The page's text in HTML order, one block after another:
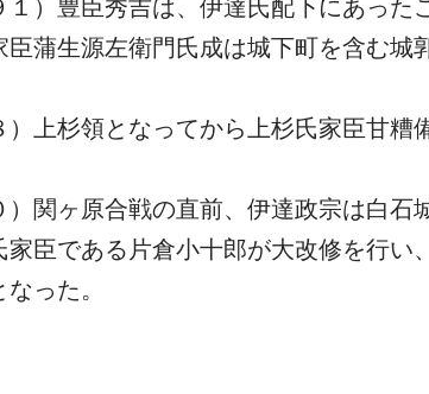
１）豊臣秀吉は、伊達氏配下にあった
臣蒲生源左衛門氏成は城下町を含む城
）上杉領となってから上杉氏家臣甘糟
）関ヶ原合戦の直前、伊達政宗は白石
臣である片倉小十郎が大改修を行い
った。